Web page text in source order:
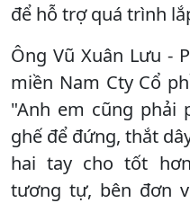
để hỗ trợ quá trình
Ông Vũ Xuân Lưu -
miền Nam Cty Cổ
"Anh em cũng phải
ghế để đứng, thắt
hai tay cho tốt
tương tự, bên đơn